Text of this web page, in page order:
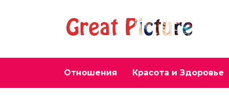
Отношения Красота и Здоровье